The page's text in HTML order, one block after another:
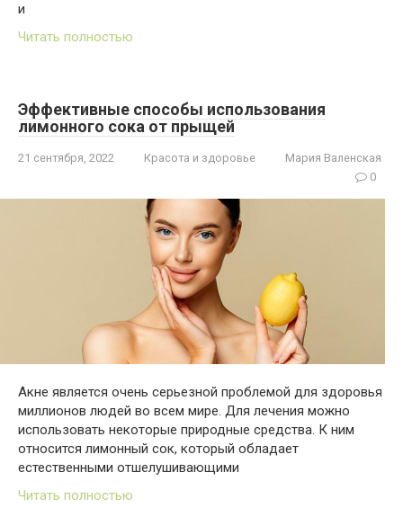
и
Читать полностью
Эффективные способы использования
лимонного сока от прыщей
21 сентября, 2022 Красота и здоровье
Мария Валенская
0
Акне является очень серьезной проблемой для здоровья
миллионов людей во всем мире. Для лечения можно
использовать некоторые природные средства. К ним
относится лимонный сок, который обладает
естественными отшелушивающими
Читать полностью